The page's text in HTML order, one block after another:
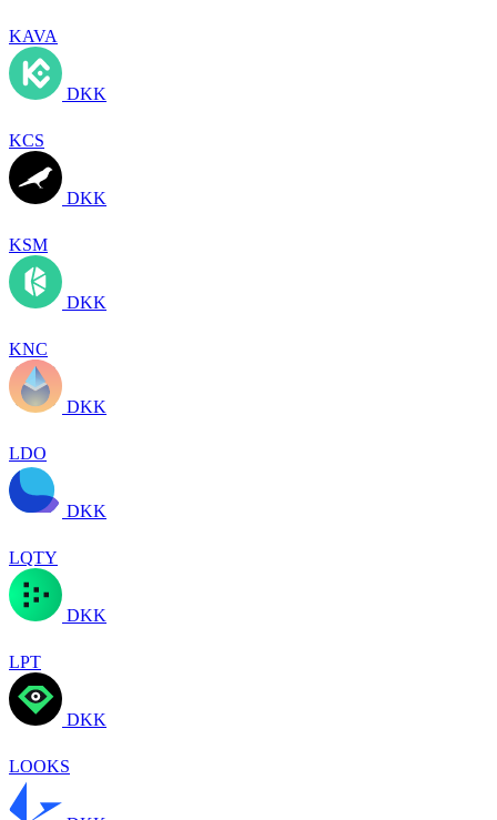
KAVA
DKK
KCS
DKK
KSM
DKK
KNC
DKK
LDO
DKK
LQTY
DKK
LPT
DKK
LOOKS